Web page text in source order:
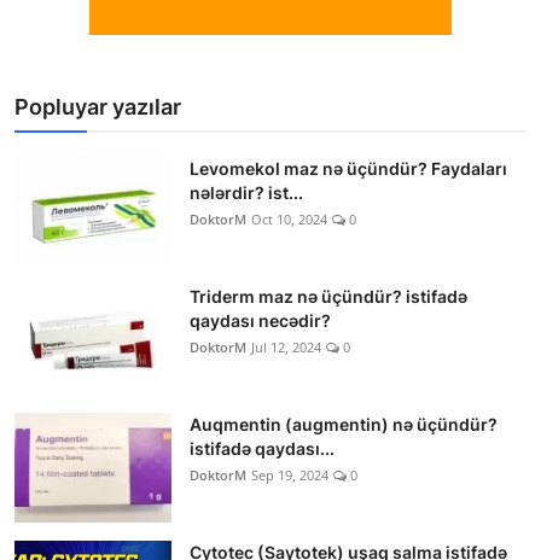
Popluyar yazılar
Levomekol maz nə üçündür? Faydaları
nələrdir? ist...
DoktorM Oct 10, 2024 0
Triderm maz nə üçündür? istifadə
qaydası necədir?
DoktorM Jul 12, 2024 0
Auqmentin (augmentin) nə üçündür?
istifadə qaydası...
DoktorM Sep 19, 2024 0
Cytotec (Saytotek) uşaq salma istifadə